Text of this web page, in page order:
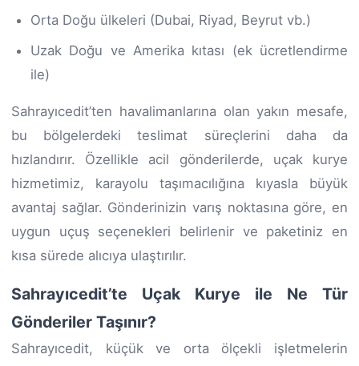
Orta Doğu ülkeleri (Dubai, Riyad, Beyrut vb.)
Uzak Doğu ve Amerika kıtası (ek ücretlendirme
ile)
Sahrayıcedit’ten havalimanlarına olan yakın mesafe,
bu bölgelerdeki teslimat süreçlerini daha da
hızlandırır. Özellikle acil gönderilerde, uçak kurye
hizmetimiz, karayolu taşımacılığına kıyasla büyük
avantaj sağlar. Gönderinizin varış noktasına göre, en
uygun uçuş seçenekleri belirlenir ve paketiniz en
kısa sürede alıcıya ulaştırılır.
Sahrayıcedit’te Uçak Kurye ile Ne Tür
Gönderiler Taşınır?
Sahrayıcedit, küçük ve orta ölçekli işletmelerin